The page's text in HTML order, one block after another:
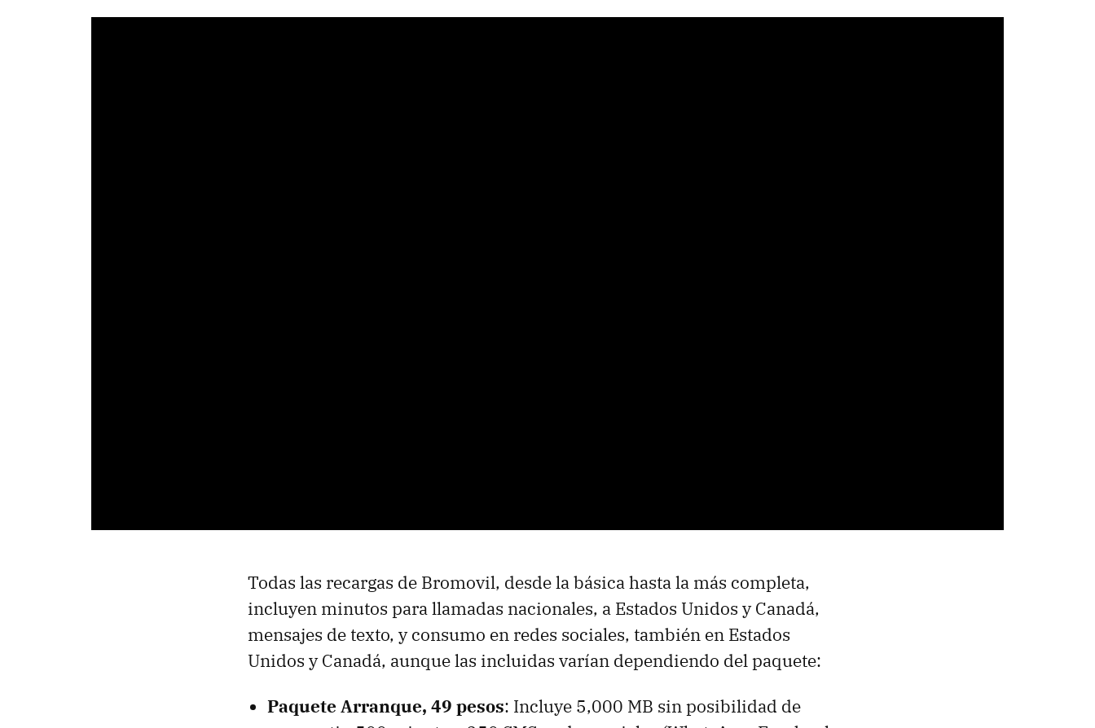
Todas las recargas de Bromovil, desde la básica hasta la más completa,
incluyen minutos para llamadas nacionales, a Estados Unidos y Canadá,
mensajes de texto, y consumo en redes sociales, también en Estados
Unidos y Canadá, aunque las incluidas varían dependiendo del paquete:
Paquete Arranque, 49 pesos: Incluye 5,000 MB sin posibilidad de